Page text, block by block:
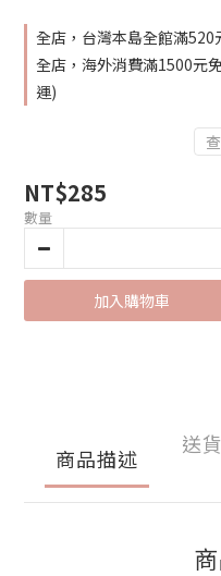
全店，台灣本島全館滿520
全店，海外消費滿1500元
運)
NT$285
數量
加入購物車
商品描述
送